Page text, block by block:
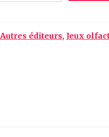
Autres éditeurs, Jeux